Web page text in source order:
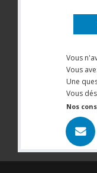
Vous
Vous
Une
Vous
Nos